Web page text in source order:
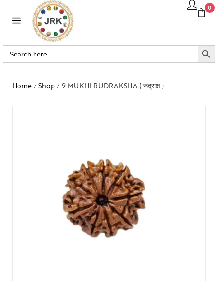
0
Search
for:
SEARCH BUTTON
Home / Shop / 9 MUKHI RUDRAKSHA ( रूद्राक्ष )